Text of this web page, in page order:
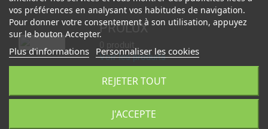
vos préférences en analysant vos habitudes de navigation.
Pour donner votre consentement à son utilisation, appuyez
sur le bouton Accepter.
Plus d'informations Personnaliser les cookies
REJETER TOUT
J'ACCEPTE
PROLUX
Voir les produits
PROMETHEUS
6 produits